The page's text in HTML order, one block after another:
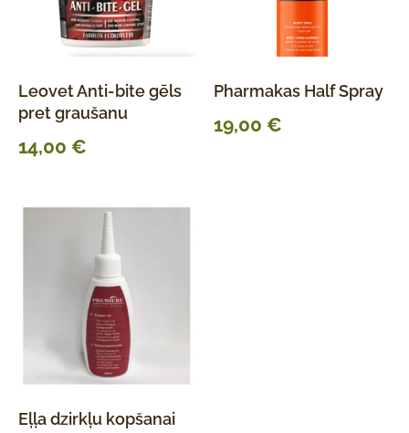
Leovet Anti-bite gēls
pret graušanu
14,00 €
Pharmakas Half Spray
19,00 €
Eļļa dzirkļu kopšanai